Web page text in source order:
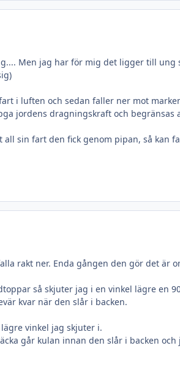
Men jag har för mig det ligger till ung
i luften och sedan faller ner mot
jordens dragningskraft och
sin fart den fick genom pipan, så kan
rakt ner. Enda gången den gör det är
så skjuter jag i en vinkel lägre en
kvar när den slår i backen.
vinkel jag skjuter i.
går kulan innan den slår i backen